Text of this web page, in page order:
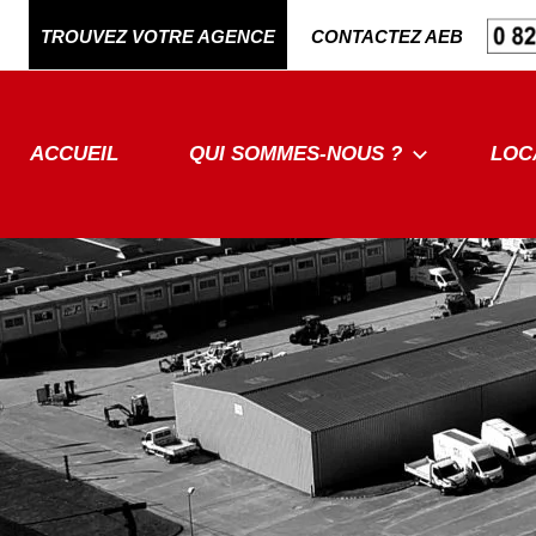
TROUVEZ VOTRE AGENCE CONTACTEZ AEB
ACCUEIL QUI SOMMES-NOUS ?